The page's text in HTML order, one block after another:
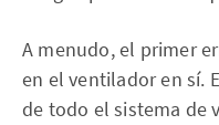
A menudo, el primer
en el ventilador en sí.
de todo el sistema de